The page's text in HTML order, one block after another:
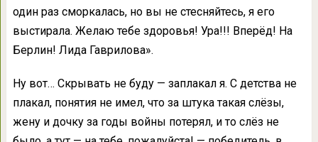
один раз сморкалась, но вы не стесняйтесь, я его
выстирала. Желаю тебе здоровья! Ура!!! Вперёд! На
Берлин! Лида Гаврилова».
Ну вот… Скрывать не буду — заплакал я. С детства не
плакал, понятия не имел, что за штука такая слёзы,
жену и дочку за годы войны потерял, и то слёз не